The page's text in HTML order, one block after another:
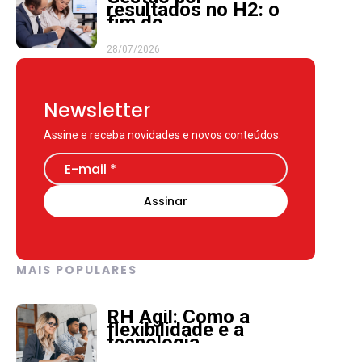
resultados no H2: o
fim do
28/07/2026
Newsletter
Assine e receba novidades e novos conteúdos.
MAIS POPULARES
RH Ágil: Como a
flexibilidade e a
tecnologia